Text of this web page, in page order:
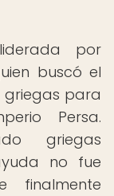
por
buscó el
para
Persa.
griegas
no fue
finalmente